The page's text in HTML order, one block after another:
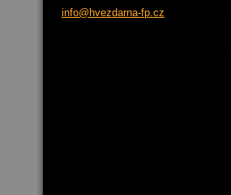
info@hvezdarna-fp.cz